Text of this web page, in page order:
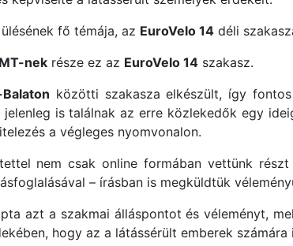
ülésének fő témája, az EuroVelo 14 déli
nek része ez az EuroVelo 14 szakasz.
közötti szakasza elkészült, így
is találnak az erre közlekedők egy
a végleges nyomvonalon.
nem csak online formában vettünk
– írásban is megküldtük
azt a szakmai álláspontot és véleményt,
hogy az a látássérült emberek